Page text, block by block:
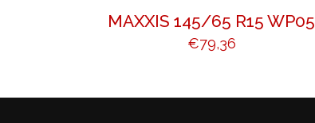
MAXXIS 145/65 R15 WP05
€79,36